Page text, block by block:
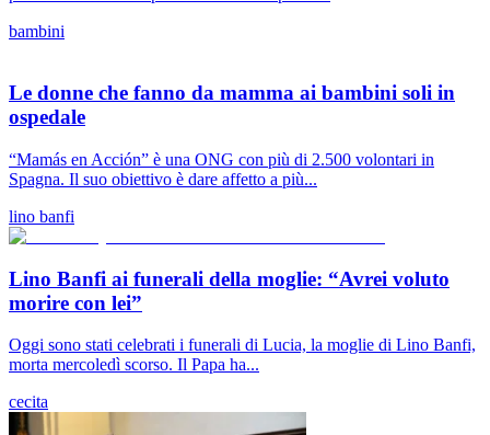
bambini
Le donne che fanno da mamma ai bambini soli in
ospedale
“Mamás en Acción” è una ONG con più di 2.500 volontari in
Spagna. Il suo obiettivo è dare affetto a più...
lino banfi
Lino Banfi ai funerali della moglie: “Avrei voluto
morire con lei”
Oggi sono stati celebrati i funerali di Lucia, la moglie di Lino Banfi,
morta mercoledì scorso. Il Papa ha...
cecita